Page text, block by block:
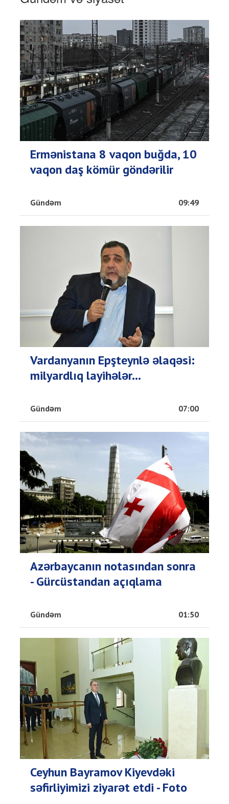
Ermənistana 8 vaqon buğda, 10
vaqon daş kömür göndərilir
Gündəm 09:49
Vardanyanın Epşteynlə əlaqəsi:
milyardlıq layihələr...
Gündəm 07:00
Azərbaycanın notasından sonra
- Gürcüstandan açıqlama
Gündəm 01:50
Ceyhun Bayramov Kiyevdəki
səfirliyimizi ziyarət etdi - Foto